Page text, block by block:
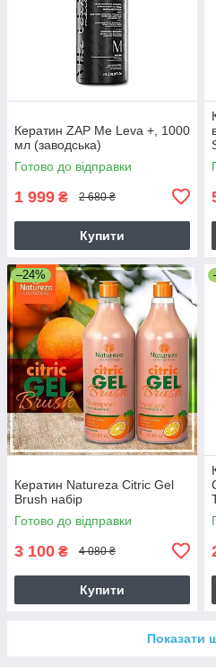
Кератин ZAP Me Leva +, 1000
мл (заводська)
Готово до відправки
1 999 ₴ 2 680 ₴
Купити
–24%
Кератин Natureza Citric Gel
Brush набір
Готово до відправки
3 100 ₴ 4 080 ₴
Купити
Показати